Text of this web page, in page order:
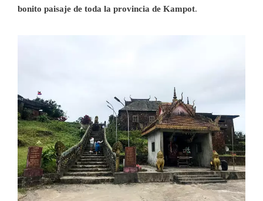
bonito paisaje de toda la provincia de Kampot.